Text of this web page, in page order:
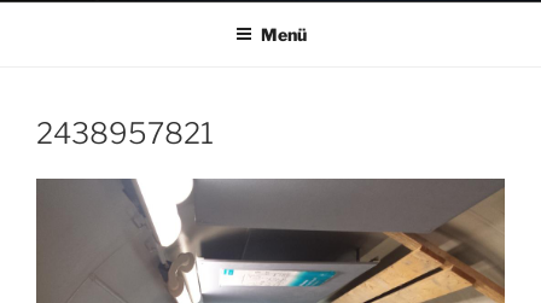
Menü
2438957821